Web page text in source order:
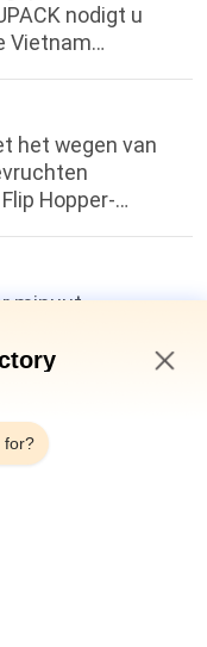
nodigt u
Vietnam
het wegen van
Hopper-
minuut,
voor de
for?